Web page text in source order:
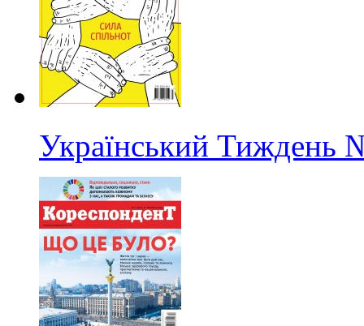
Український Тиждень